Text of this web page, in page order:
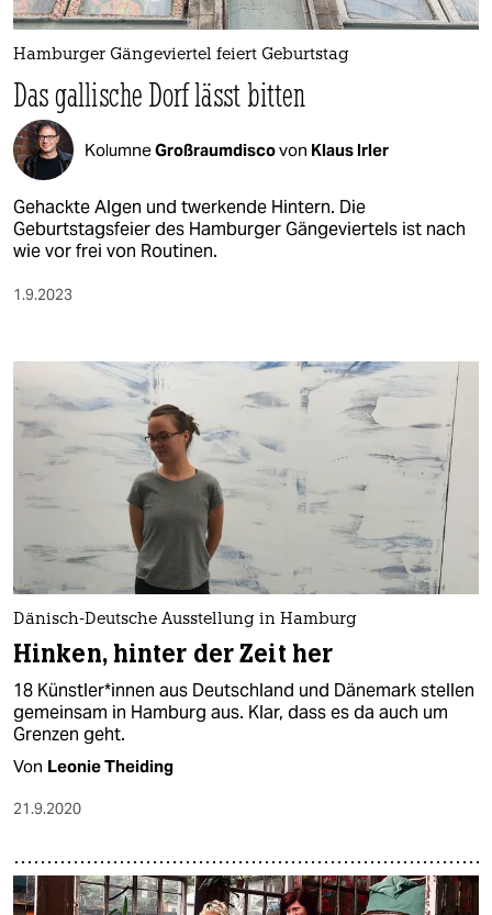
nord
wahrheit
verlag
verlag
veranstaltungen
unterstützen
abo
genossenschaft
epaper login
Hamburger Gängeviertel feiert Geburtstag
Das gallische Dorf lässt bitten
KolumneGroßraumdiscovon Klaus Irler
Gehackte Algen und twerkende Hintern. Die
Geburtstagsfeier des Hamburger Gängeviertels ist nach
wie vor frei von Routinen.
1.9.2023
Dänisch-Deutsche Ausstellung in Hamburg
Hinken, hinter der Zeit her
18 Künstler*innen aus Deutschland und Dänemark stellen
gemeinsam in Hamburg aus. Klar, dass es da auch um
Grenzen geht.
Von Leonie Theiding
21.9.2020